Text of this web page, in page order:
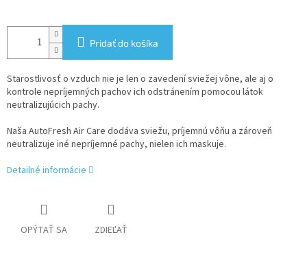
Pridať do košíka
Starostlivosť o vzduch nie je len o zavedení sviežej vône, ale aj o
kontrole nepríjemných pachov ich odstránením pomocou látok
neutralizujúcich pachy.
Naša AutoFresh Air Care dodáva sviežu, príjemnú vôňu a zároveň
neutralizuje iné nepríjemné pachy, nielen ich maskuje.
Detailné informácie
OPÝTAŤ SA ZDIEĽAŤ